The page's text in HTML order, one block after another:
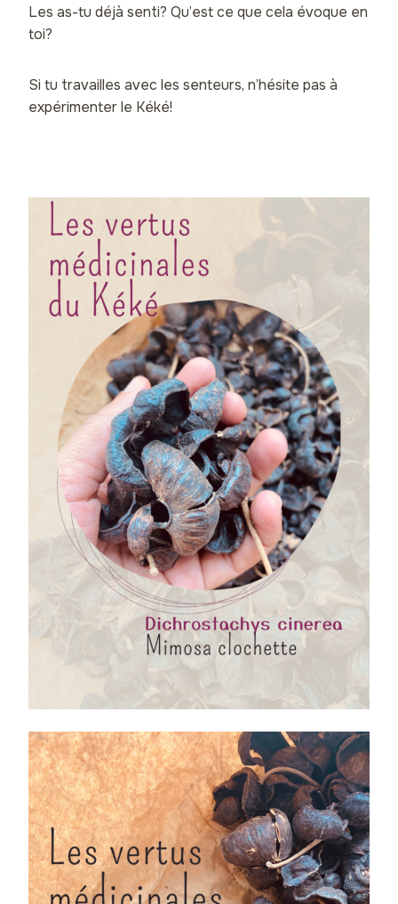
Les as-tu déjà senti? Qu’est ce que cela évoque en
toi?
Si tu travailles avec les senteurs, n’hésite pas à
expérimenter le Kéké!